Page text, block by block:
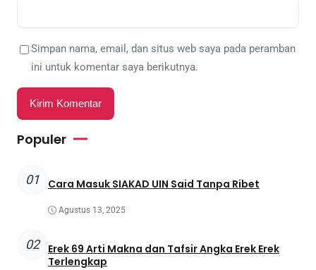
Simpan nama, email, dan situs web saya pada peramban
ini untuk komentar saya berikutnya.
Populer
01 Cara Masuk SIAKAD UIN Said Tanpa Ribet
Agustus 13, 2025
02
Erek 69 Arti Makna dan Tafsir Angka Erek Erek
Terlengkap